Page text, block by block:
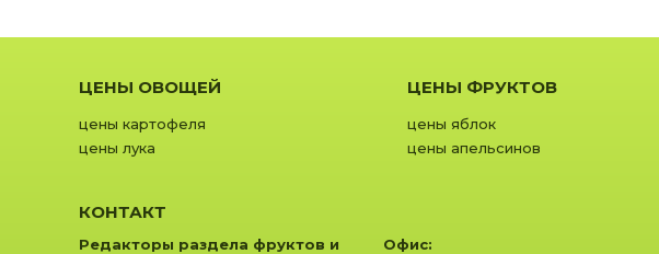
ЦЕНЫ ОВОЩЕЙ
цены картофеля
цены лука
ЦЕНЫ ФРУКТОВ
цены яблок
цены апельсинов
КОНТАКТ
Редакторы раздела фруктов и
Офис: